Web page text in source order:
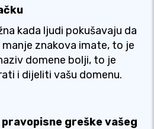
kada ljudi pokušavaju da
znakova imate, to je
domene bolji, to je
i dijeliti vašu domenu.
greške vašeg